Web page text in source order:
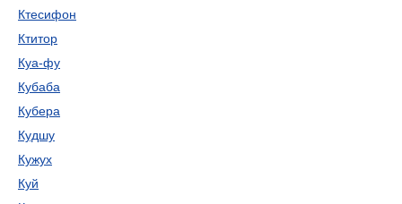
Ктесифон
Ктитор
Куа-фу
Кубаба
Кубера
Кудшу
Кужух
Куй